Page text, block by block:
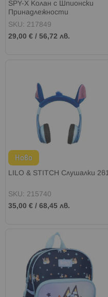
SPY-X Колан с Шпионски
Принадлежности
SKU: 217849
29,00 € / 56,72 лв.
Ново
LILO & STITCH Слушалки 2в1
SKU: 215740
35,00 € / 68,45 лв.